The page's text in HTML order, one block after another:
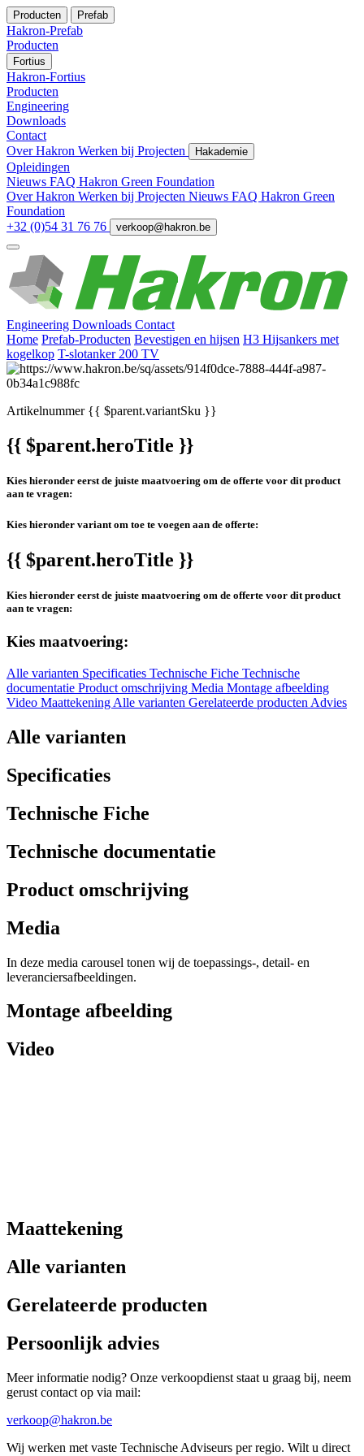
Producten Prefab
Hakron-Prefab
Producten
Fortius
Hakron-Fortius
Producten
Engineering
Downloads
Contact
Over Hakron Werken bij Projecten Hakademie
Opleidingen
Nieuws FAQ Hakron Green Foundation
Over Hakron Werken bij Projecten Nieuws FAQ Hakron Green
Foundation
+32 (0)54 31 76 76
verkoop@hakron.be
Engineering Downloads Contact
Home Prefab-Producten Bevestigen en hijsen H3 Hijsankers met
kogelkop T-slotanker 200 TV
Artikelnummer{{ $parent.variantSku }}
{{ $parent.heroTitle }}
Kies hieronder eerst de juiste maatvoering om de offerte voor dit product
aan te vragen:
Kies hieronder variant om toe te voegen aan de offerte:
{{ $parent.heroTitle }}
Kies hieronder eerst de juiste maatvoering om de offerte voor dit product
aan te vragen:
Kies maatvoering:
Alle varianten Specificaties Technische Fiche Technische
documentatie Product omschrijving Media Montage afbeelding
Video Maattekening Alle varianten Gerelateerde producten Advies
Alle varianten
Specificaties
Technische Fiche
Technische documentatie
Product omschrijving
Media
In deze media carousel tonen wij de toepassings-, detail- en
leveranciersafbeeldingen.
Montage afbeelding
Video
Maattekening
Alle varianten
Gerelateerde producten
Persoonlijk advies
Meer informatie nodig? Onze verkoopdienst staat u graag bij, neem
gerust contact op via mail:
verkoop@hakron.be
Wij werken met vaste Technische Adviseurs per regio. Wilt u direct